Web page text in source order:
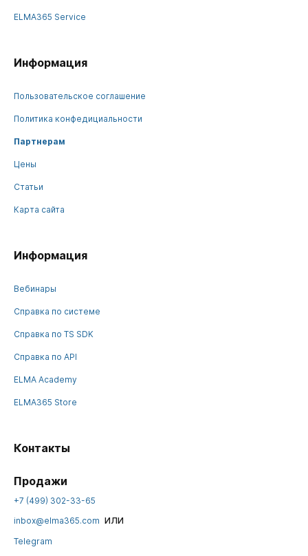
ELMA365 Service
Информация
Пользовательское соглашение
Политика конфедициальности
Партнерам
Цены
Статьи
Карта сайта
Информация
Вебинары
Справка по системе
Справка по TS SDK
Справка по API
ELMA Academy
ELMA365 Store
Контакты
Продажи
+7 (499) 302-33-65
inbox@elma365.com или
Telegram